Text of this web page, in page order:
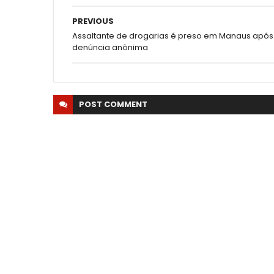
PREVIOUS
Assaltante de drogarias é preso em Manaus após
denúncia anônima
POST COMMENT